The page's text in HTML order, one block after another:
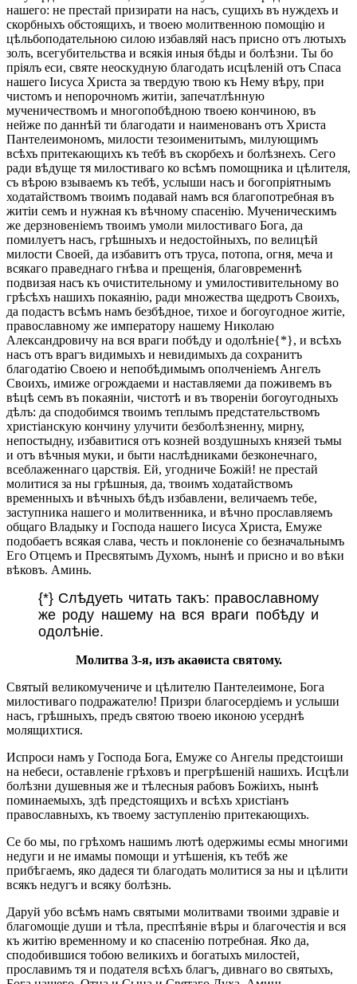
нашего: не престай призирати на насъ, сущихъ въ нуждехъ и
скорбныхъ обстоящихъ, и твоею молитвенною помощію и
цѣльбоподательною силою избавляй насъ присно отъ лютыхъ
золъ, всегубительства и всякія иныя бѣды и болѣзни. Ты бо
пріялъ еси, святе неоскудную благодать исцѣленій отъ Спаса
нашего Іисуса Христа за твердую твою къ Нему вѣру, при
чистомъ и непорочномъ житіи, запечатлѣнную
мученичествомъ и многопобѣдною твоею кончиною, въ
нейже по даннѣй ти благодати и наименованъ отъ Христа
Пантелеимономъ, милости тезоименитымъ, милующимъ
всѣхъ притекающихъ къ тебѣ въ скорбехъ и болѣзнехъ. Сего
ради вѣдуще тя милостиваго ко всѣмъ помощника и цѣлителя,
съ вѣрою взываемъ къ тебѣ, услыши насъ и богопріятнымъ
ходатайствомъ твоимъ подавай намъ вся благопотребная въ
житіи семъ и нужная къ вѣчному спасенію. Мученическимъ
же дерзновеніемъ твоимъ умоли милостиваго Бога, да
помилуетъ насъ, грѣшныхъ и недостойныхъ, по велицѣй
милости Своей, да избавитъ отъ труса, потопа, огня, меча и
всякаго праведнаго гнѣва и прещенія, благовременнѣ
подвизая насъ къ очистительному и умилостивительному во
грѣсѣхъ нашихъ покаянію, ради множества щедротъ Своихъ,
да подастъ всѣмъ намъ безбѣдное, тихое и богоугодное житіе,
православному же императору нашему Николаю
Александровичу на вся враги побѣду и одолѣніе{*}, и всѣхъ
насъ отъ врагъ видимыхъ и невидимыхъ да сохранитъ
благодатію Своею и непобѣдимымъ ополченіемъ Ангелъ
Своихъ, имиже огрождаеми и наставляеми да поживемъ въ
вѣцѣ семъ въ покаяніи, чистотѣ и въ твореніи богоугодныхъ
дѣлъ: да сподобимся твоимъ теплымъ предстательствомъ
христіанскую кончину улучити безболѣзненну, мирну,
непостыдну, избавитися отъ козней воздушныхъ князей тьмы
и отъ вѣчныя муки, и быти наслѣдниками безконечнаго,
всеблаженнаго царствія. Ей, угодниче Божій! не престай
молитися за ны грѣшныя, да, твоимъ ходатайствомъ
временныхъ и вѣчныхъ бѣдъ избавлени, величаемъ тебе,
заступника нашего и молитвенника, и вѣчно прославляемъ
общаго Владыку и Господа нашего Іисуса Христа, Емуже
подобаетъ всякая слава, честь и поклоненіе со безначальнымъ
Его Отцемъ и Пресвятымъ Духомъ, нынѣ и присно и во вѣки
вѣковъ. Аминь.
{*} Слѣдуеть читать такъ: православному
же роду нашему на вся враги побѣду и
одолѣніе.
Молитва 3-я, изъ акаѳиста святому.
Святый великомучениче и цѣлителю Пантелеимоне, Бога
милостиваго подражателю! Призри благосердіемъ и услыши
насъ, грѣшныхъ, предъ святою твоею иконою усерднѣ
молящихтися.
Испроси намъ у Господа Бога, Емуже со Ангелы предстоиши
на небеси, оставленіе грѣховъ и прегрѣшеній нашихъ. Исцѣли
болѣзни душевныя же и тѣлесныя рабовъ Божіихъ, нынѣ
поминаемыхъ, здѣ предстоящихъ и всѣхъ христіанъ
православныхъ, къ твоему заступленію притекающихъ.
Се бо мы, по грѣхомъ нашимъ лютѣ одержимы есмы многими
недуги и не имамы помощи и утѣшенія, къ тебѣ же
прибѣгаемъ, яко дадеся ти благодать молитися за ны и цѣлити
всякъ недугъ и всяку болѣзнь.
Даруй убо всѣмъ намъ святыми молитвами твоими здравіе и
благомощіе души и тѣла, преспѣяніе вѣры и благочестія и вся
къ житію временному и ко спасенію потребная. Яко да,
сподобившися тобою великихъ и богатыхъ милостей,
прославимъ тя и подателя всѣхъ благъ, дивнаго во святыхъ,